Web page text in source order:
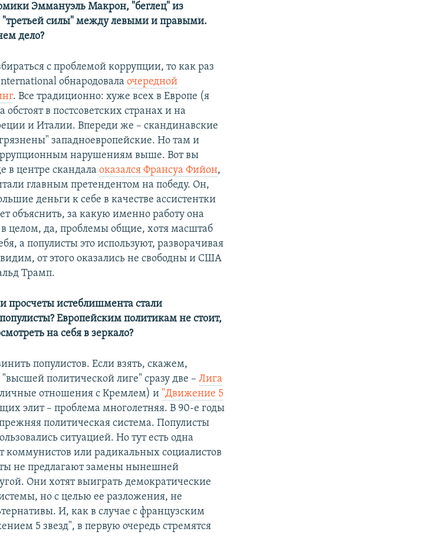
Эммануэль Макрон, "беглец" из
силы" между левыми и правыми.
дело?
с проблемой коррупции, то как раз
обнародовала очередной
. Все традиционно: хуже всех в Европе (я
обстоят в постсоветских странах и на
и Италии. Впереди же – скандинавские
западноевропейские. Но там и
нарушениям выше. Вот вы
в центре скандалаоказался Франсуа Фийон,
главным претендентом на победу. Он,
деньги к себе в качестве ассистентки
объяснить, за какую именно работу она
в целом, да, проблемы общие, хотя масштаб
а популисты это используют, разворачивая
от этого оказались не свободны и США
Трамп.
просчеты истеблишмента стали
Европейским политикам не стоит,
на себя в зеркало?
популистов. Если взять, скажем,
политической лиге" сразу две –Лига
отношения с Кремлем) и "Движение 5
элит – проблема многолетняя. В 90-е годы
политическая система. Популисты
ситуацией. Но тут есть одна
коммунистов или радикальных социалистов
не предлагают замены нынешней
Они хотят выиграть демократические
но с целью ее разложения, не
И, как в случае с французским
5 звезд", в первую очередь стремятся